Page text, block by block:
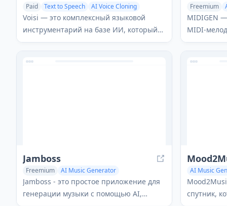
Paid Text to Speech
AI Voice Cloning
AI Music Generator
Voisi — это комплексный языковой
инструментарий на базе ИИ, который
позволяет пользователям создавать
другое, используя сотни голосов на
Freemium
Creative
MIDIGEN
MIDI-
Jamboss
Freemium
AI Music Generator
AI Lyrics Generator
Text to Music
Jamboss - это простое приложение для
генерации музыки с помощью AI,
AI Music
AI Voice
спутник,